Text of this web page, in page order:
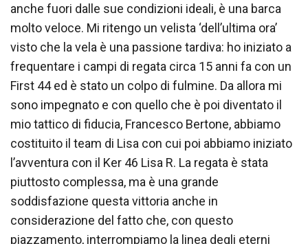
anche fuori dalle sue condizioni ideali, è una barca
molto veloce. Mi ritengo un velista ‘dell’ultima ora’
visto che la vela è una passione tardiva: ho iniziato a
frequentare i campi di regata circa 15 anni fa con un
First 44 ed è stato un colpo di fulmine. Da allora mi
sono impegnato e con quello che è poi diventato il
mio tattico di fiducia, Francesco Bertone, abbiamo
costituito il team di Lisa con cui poi abbiamo iniziato
l’avventura con il Ker 46 Lisa R. La regata è stata
piuttosto complessa, ma è una grande
soddisfazione questa vittoria anche in
considerazione del fatto che, con questo
piazzamento, interrompiamo la linea degli eterni